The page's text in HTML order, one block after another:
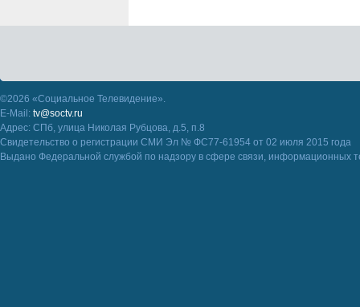
©2026 «Социальное Телевидение».
E-Mail: tv@soctv.ru
Адрес: СПб, улица Николая Рубцова, д.5, п.8
Свидетельство о регистрации СМИ Эл № ФС77-61954 от 02 июля 2015 года
Выдано Федеральной службой по надзору в сфере связи, информационных